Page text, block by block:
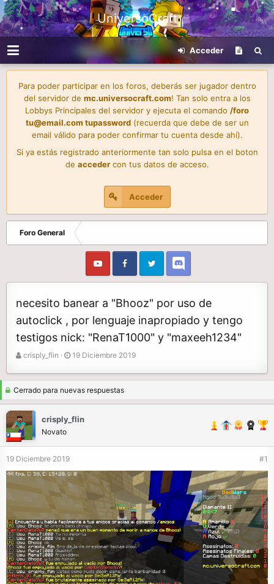
UniversoCraft
Acceder
Para poder participar en los foros, deberás ser jugador dentro
del servidor de mc.universocraft.com! Tan solo entra a los
Lobbys Principales del servidor y ejecuta el comando /foro
tu@email.com tupassword(recuerda que debe de ser un
email válido para poder confirmar tu cuenta desde ahí).
Si ya estás registrado anteriormente tan solo pulsa en el boton
de accedercon tus datos de acceso.
Acceder
Foro General
necesito banear a "Bhooz" por uso de
autoclick , por lenguaje inapropiado y tengo
testigos nick: "RenaT1000" y "maxeeh1234"
A
o
r
crisply_flin
F
h
a
e
n
c
i
o
19 Diciembre 2019
Cerrado para nuevas respuestas
crisply_flin
Novato
19 Diciembre 2019 #1